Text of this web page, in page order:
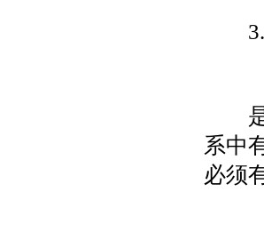
是
系中
必须